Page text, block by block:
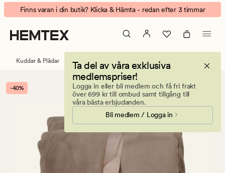
Ted
fleecepläd
taupe
Animerad
banner.
Klicka
på
att
pausa.
Finns varan i din butik? Klicka & Hämta - redan efter 3 timmar
Ta del av våra exklusiva
medlemspriser!
Logga in eller bli medlem och få fri frakt
över 699 kr till ombud samt tillgång till
våra bästa erbjudanden.
Bli medlem / Logga in
Kuddar & Plädar Plädar Fleeceplädar
-40%